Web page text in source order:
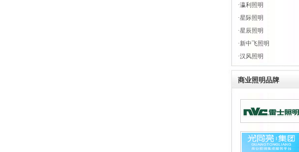
·瀛利照明
·星际照明
·星辰照明
·新中飞照明
·汉风照明
商业照明品牌